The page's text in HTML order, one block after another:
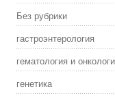
УРОЛОГИЯ
Без рубрики
гастроэнтерология
гематология и
генетика